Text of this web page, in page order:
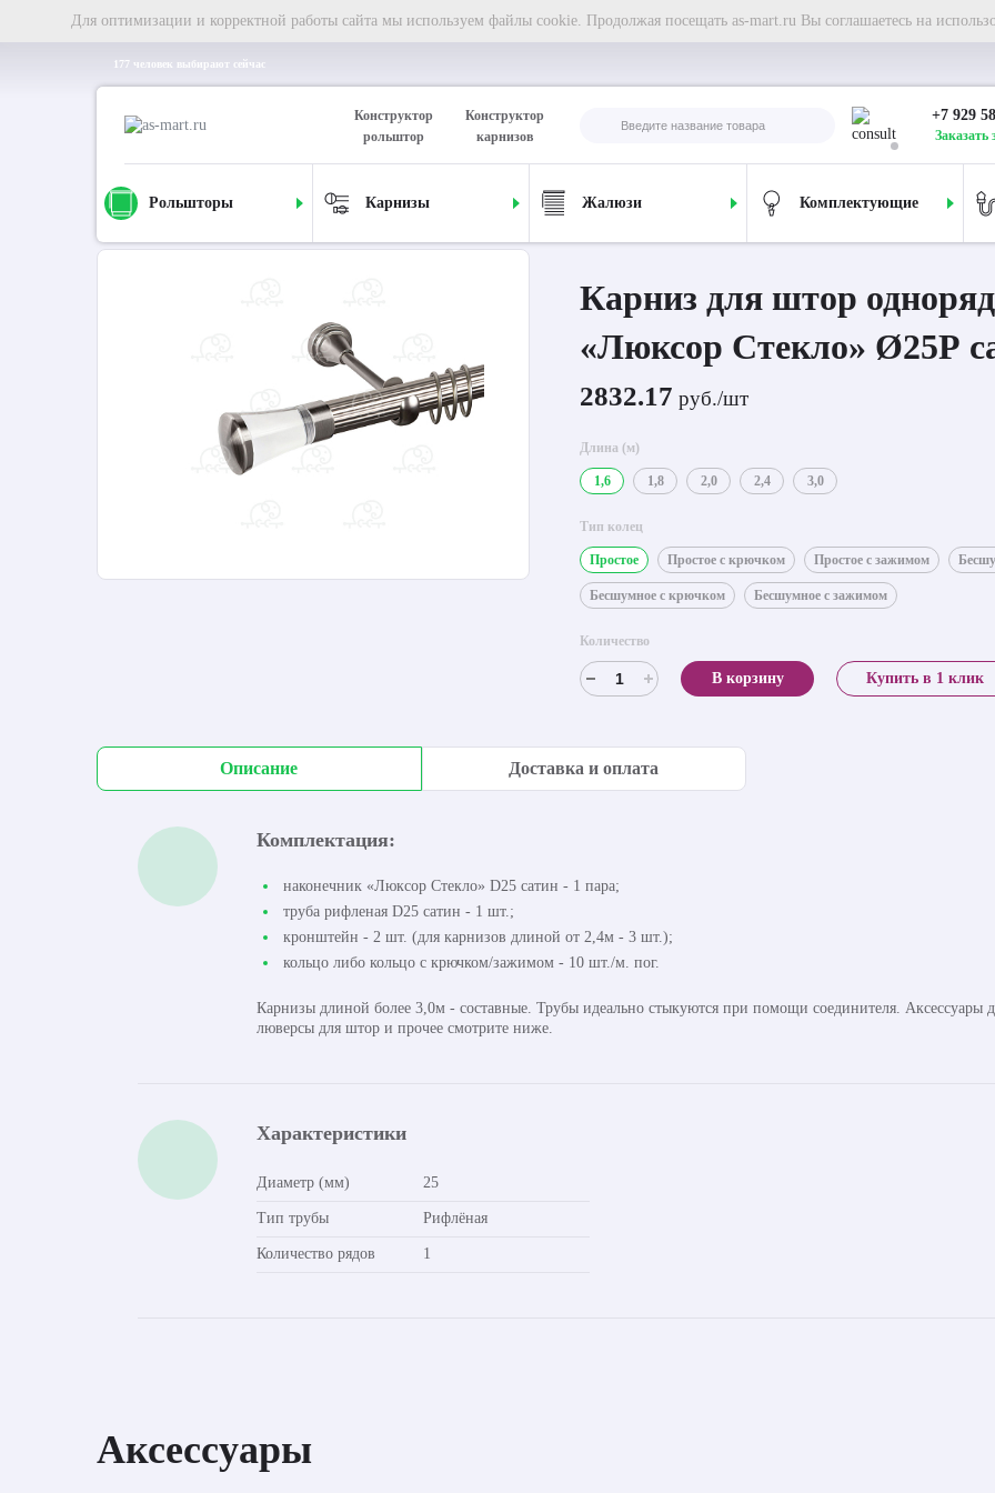
Для оптимизации и корректной работы сайта мы используем файлы cookie. Продолжая посещать as-mart.ru Вы соглашаетесь на
177 человек выбирают сейчас
Конструктор
рольштор
Конструктор
карнизов
+7 929
Заказать
Рольшторы Карнизы Жалюзи Комплектующие
Главная Карниз для штор однорядный «Люксор Стекло» Ø25Р сатин
Карниз для штор
«Люксор Стекло» Ø25Р
2832.17 руб./шт
Длина (м)
1,6 1,8 2,0 2,4 3,0
Тип колец
Простое Простое с крючком Простое с зажимом
Бесшумное с крючком Бесшумное с зажимом
Количество
В корзину Купить в 1 клик
Описание Доставка и оплата
Комплектация:
наконечник «Люксор Стекло» D25 сатин - 1 пара;
труба рифленая D25 сатин - 1 шт.;
кронштейн - 2 шт. (для карнизов длиной от 2,4м - 3 шт.);
кольцо либо кольцо с крючком/зажимом - 10 шт./м. пог.
Карнизы длиной более 3,0м - составные. Трубы идеально стыкуются при помощи соединителя. Аксессуары
люверсы для штор и прочее смотрите ниже.
Характеристики
Диаметр (мм) 25
Тип трубы Рифлёная
Количество рядов 1
Аксессуары